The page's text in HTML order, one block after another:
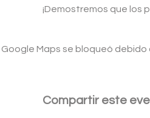
¡Demostremos que los
Google Maps se bloqueó
Compartir este